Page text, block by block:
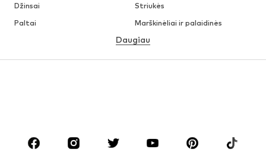
Džinsai
Striukės
Paltai
Marškinėliai ir palaidinės
Apatiniai
Aksesuarai
Premium
Daugiau